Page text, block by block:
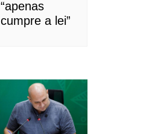
“apenas
cumpre a lei”